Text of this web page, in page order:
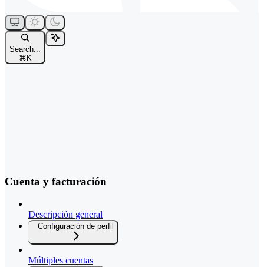
Search...
⌘ K
Cuenta y facturación
Descripción general
Configuración de perfil
Múltiples cuentas